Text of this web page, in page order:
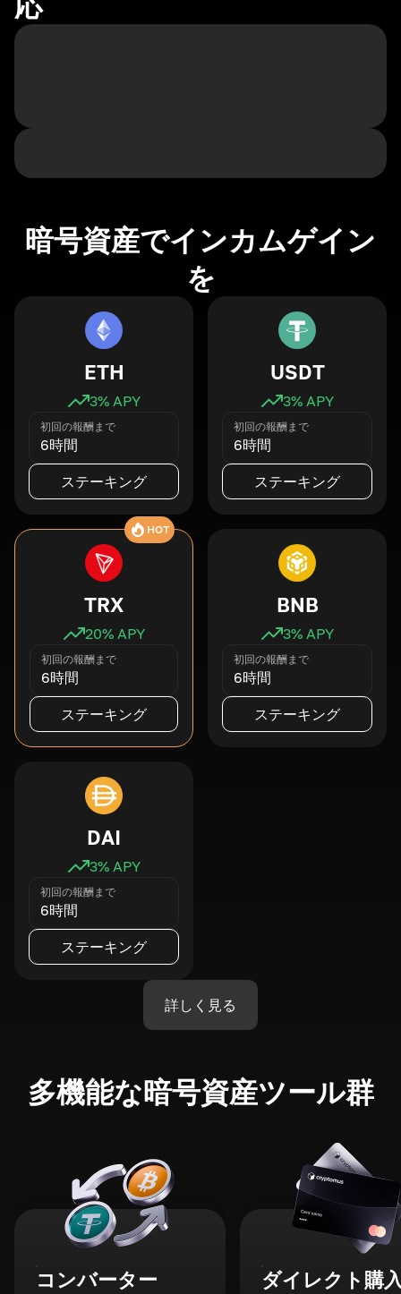
暗号資産でインカムゲイン
を
ETH
3% APY
初回の報酬まで
6時間
ステーキング
USDT
3% APY
初回の報酬まで
6時間
ステーキング
HOT
TRX
20% APY
初回の報酬まで
6時間
ステーキング
BNB
3% APY
初回の報酬まで
6時間
ステーキング
DAI
3% APY
初回の報酬まで
6時間
ステーキング
詳しく見る
多機能な暗号資産ツール群
コンバーター ダイレクト購